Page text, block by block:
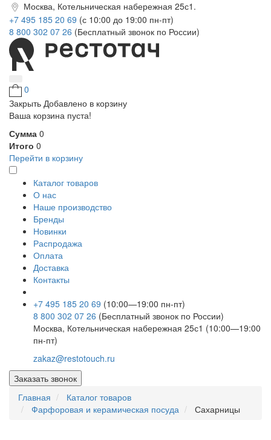
Москва, Котельническая набережная 25с1.
+7 495 185 20 69 (с 10:00 до 19:00 пн-пт)
8 800 302 07 26 (Бесплатный звонок по России)
0
Закрыть Добавлено в корзину
Ваша корзина пуста!
Сумма 0
Итого 0
Перейти в корзину
Каталог товаров
О нас
Наше производство
Бренды
Новинки
Распродажа
Оплата
Доставка
Контакты
+7 495 185 20 69 (10:00—19:00 пн-пт)
8 800 302 07 26 (Бесплатный звонок по России)
Москва, Котельническая набережная 25с1 (10:00—19:00
пн-пт)
zakaz@restotouch.ru
Заказать звонок
Главная
Каталог товаров
Фарфоровая и керамическая посуда
Сахарницы